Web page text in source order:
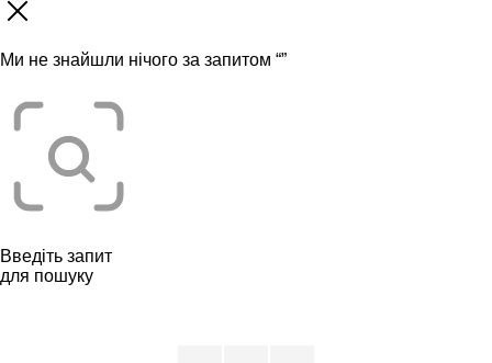
Ми не знайшли нічого за запитом “”
Введіть запит
для пошуку